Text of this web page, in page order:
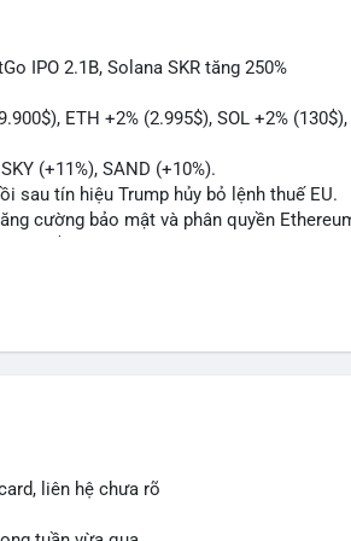
cao sẽ có lệnh bán phân đoạn. Ngược lại,
IPO 2.1B, Solana SKR tăng 250%
ETH +2% (2.995$), SOL +2% (130$),
(+11%), SAND (+10%).
sau tín hiệu Trump hủy bỏ lệnh thuế EU.
cường bảo mật và phân quyền
Act, mặc dù chưa có sự đồng thuận hai
giấy phép stablecoin theo khung mới
lý, thiết lập tiền lệ cho các vụ án hình
sớm, dù vẫn còn rào cản pháp lý.
liên hệ chưa rõ